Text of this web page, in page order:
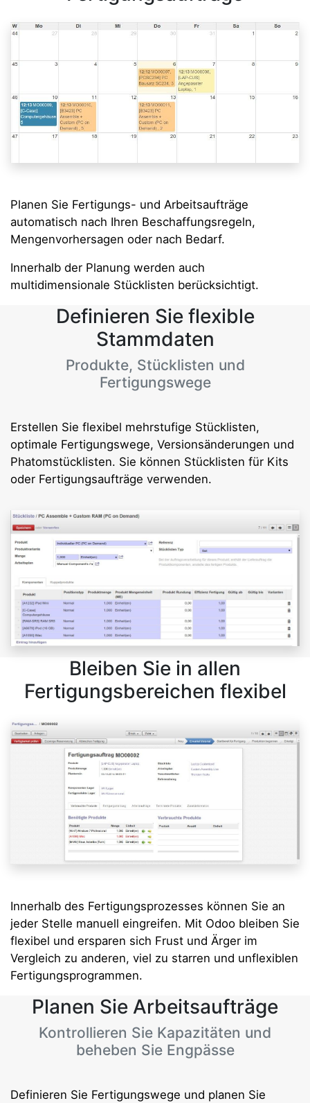
Planen Sie Fertigungs- und Arbeitsaufträge
automatisch nach Ihren Beschaffungsregeln,
Mengenvorhersagen oder nach Bedarf.
Innerhalb der Planung werden auch
multidimensionale Stücklisten berücksichtigt.
Definieren Sie flexible
Stammdaten
Produkte, Stücklisten und
Fertigungswege
Erstellen Sie flexibel mehrstufige Stücklisten,
optimale Fertigungswege, Versionsänderungen und
Phatomstücklisten. Sie können Stücklisten für Kits
oder Fertigungsaufträge verwenden.
Bleiben Sie in allen
Fertigungsbereichen flexibel
Innerhalb des Fertigungsprozesses können Sie an
jeder Stelle manuell eingreifen. Mit Odoo bleiben Sie
flexibel und ersparen sich Frust und Ärger im
Vergleich zu anderen, viel zu starren und unflexiblen
Fertigungsprogrammen.
Planen Sie Arbeitsaufträge
Kontrollieren Sie Kapazitäten und
beheben Sie Engpässe
Definieren Sie Fertigungswege und planen Sie